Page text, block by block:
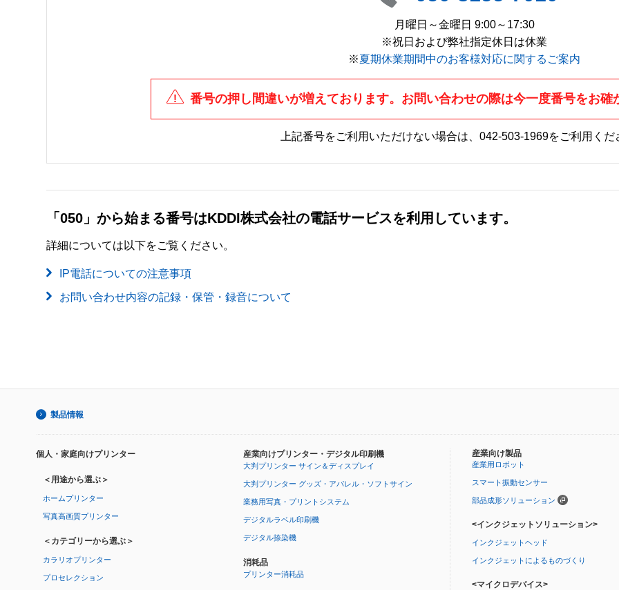
月曜日～金曜日 9:00～17:30
※祝日および弊社指定休日は休業
※夏期休業期間中のお客様対応に関するご案内
番号の押し間違いが増えております。お問い合わせの際は今一度番号をお確
上記番号をご利用いただけない場合は、 042-503-1969をご利用くだ
「050」から始まる番号はKDDI株式会社の電話サービスを利用しています。
詳細については以下をご覧ください。
IP電話についての注意事項
お問い合わせ内容の記録・保管・録音について
製品情報
個人・家庭向けプリンター
＜用途から選ぶ＞
ホームプリンター
写真高画質プリンター
＜カテゴリーから選ぶ＞
カラリオプリンター
プロセレクション
産業向けプリンター・デジタル印刷機
大判プリンター サイン＆ディスプレイ
大判プリンター グッズ・アパレル・ソフトサイン
業務用写真・プリントシステム
デジタルラベル印刷機
デジタル捺染機
消耗品
プリンター消耗品
産業向け製品
産業用ロボット
スマート振動センサー
部品成形ソリューション
<インクジェットソリューション>
インクジェットヘッド
インクジェットによるものづくり
<マイクロデバイス>